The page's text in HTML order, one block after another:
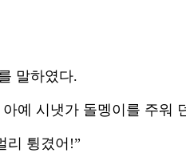
말하였다.
예 시냇가 돌멩이를 주워
리 튕겼어!”